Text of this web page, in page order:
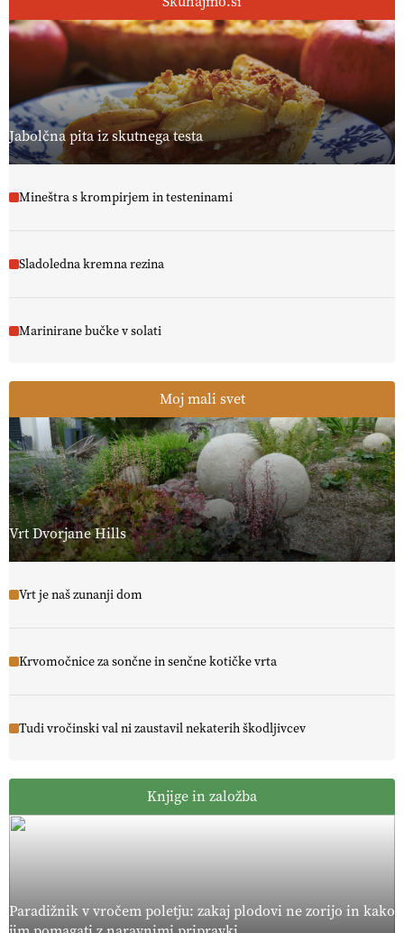
Jabolčna pita iz skutnega testa
Mineštra s krompirjem in testeninami
Sladoledna kremna rezina
Marinirane bučke v solati
Moj mali svet
Vrt Dvorjane Hills
Vrt je naš zunanji dom
Krvomočnice za sončne in senčne kotičke vrta
Tudi vročinski val ni zaustavil nekaterih škodljivcev
Knjige in založba
Paradižnik v vročem poletju: zakaj plodovi ne zorijo in kako